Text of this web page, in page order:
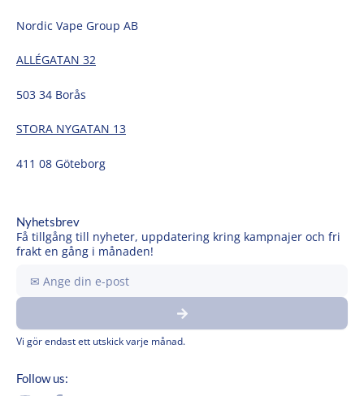
Nordic Vape Group AB
ALLÉGATAN 32
503 34 Borås
STORA NYGATAN 13
411 08 Göteborg
Nyhetsbrev
Få tillgång till nyheter, uppdatering kring kampnajer och fri
frakt en gång i månaden!
din
e-
Submit
Vi gör endast ett utskick varje månad.
Follow us: